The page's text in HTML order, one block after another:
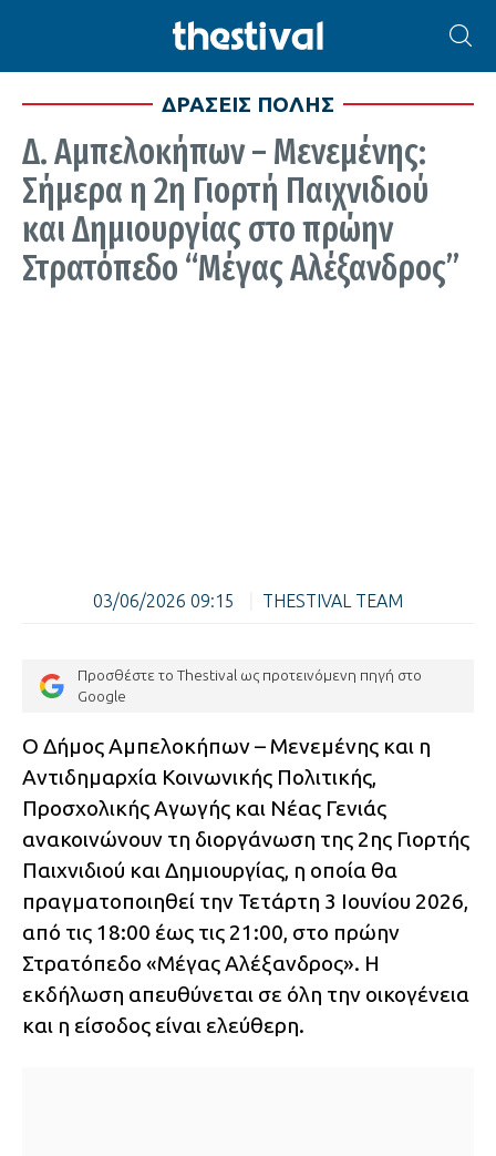
ΔΡΑΣΕΙΣ ΠΟΛΗΣ
Δ. Αμπελοκήπων – Μενεμένης:
Σήμερα η 2η Γιορτή Παιχνιδιού
και Δημιουργίας στο πρώην
Στρατόπεδο “Μέγας Αλέξανδρος”
03/06/2026 09:15 THESTIVAL TEAM
Προσθέστε το Thestival ως προτεινόμενη πηγή στο
Google
Ο Δήμος Αμπελοκήπων – Μενεμένης και η
Αντιδημαρχία Κοινωνικής Πολιτικής,
Προσχολικής Αγωγής και Νέας Γενιάς
ανακοινώνουν τη διοργάνωση της 2ης Γιορτής
Παιχνιδιού και Δημιουργίας, η οποία θα
πραγματοποιηθεί την Τετάρτη 3 Ιουνίου 2026,
από τις 18:00 έως τις 21:00, στο πρώην
Στρατόπεδο «Μέγας Αλέξανδρος». Η
εκδήλωση απευθύνεται σε όλη την οικογένεια
και η είσοδος είναι ελεύθερη.